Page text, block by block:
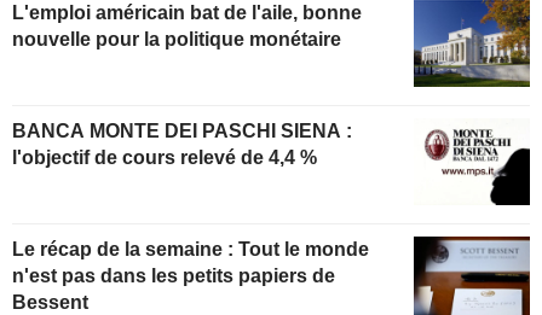
L'emploi américain bat de l'aile, bonne
nouvelle pour la politique monétaire
BANCA MONTE DEI PASCHI SIENA :
l'objectif de cours relevé de 4,4 %
Le récap de la semaine : Tout le monde
n'est pas dans les petits papiers de
Bessent